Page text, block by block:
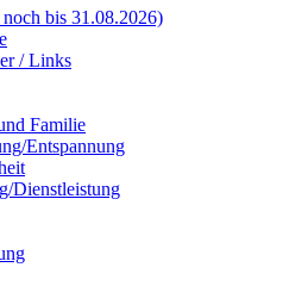
bis 31.08.2026)
/ Links
Familie
Entspannung
Dienstleistung